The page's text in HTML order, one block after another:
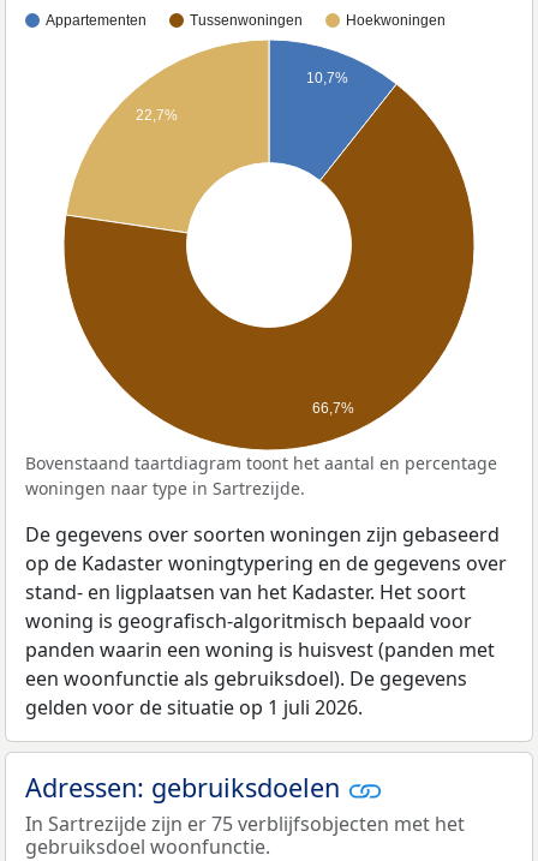
Appartementen Tussenwoningen Hoekwoningen
10,7%
22,7%
66,7%
Bovenstaand taartdiagram toont het aantal en percentage
woningen naar type in Sartrezijde.
De gegevens over soorten woningen zijn gebaseerd
op de Kadaster woningtypering en de gegevens over
stand- en ligplaatsen van het Kadaster. Het soort
woning is geografisch-algoritmisch bepaald voor
panden waarin een woning is huisvest (panden met
een woonfunctie als gebruiksdoel). De gegevens
gelden voor de situatie op 1 juli 2026.
Adressen: gebruiksdoelen
In Sartrezijde zijn er 75 verblijfsobjecten met het
gebruiksdoel woonfunctie.